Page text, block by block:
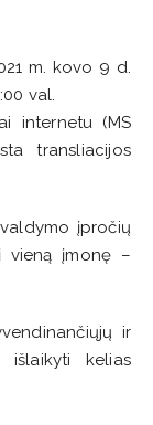
m. kovo 9 d.
val.
internetu (MS
transliacijos
įpročių
vieną įmonę –
ir
kelias